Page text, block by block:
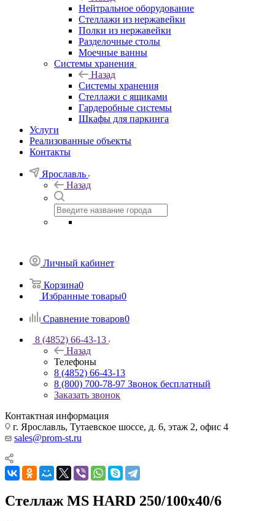
Нейтральное оборудование
Стеллажи из нержавейки
Полки из нержавейки
Разделочные столы
Моечные ванны
Системы хранения
Назад
Системы хранения
Стеллажи с ящиками
Гардеробные системы
Шкафы для паркинга
Услуги
Реализованные объекты
Контакты
Ярославль
Назад
Личный кабинет
Корзина0
Избранные товары0
Сравнение товаров0
8 (4852) 66-43-13
Назад
Телефоны
8 (4852) 66-43-13
8 (800) 700-78-97 Звонок бесплатный
Заказать звонок
Контактная информация
г. Ярославль, Тутаевское шоссе, д. 6, этаж 2, офис 4
sales@prom-st.ru
Стеллаж MS HARD 250/100х40/6